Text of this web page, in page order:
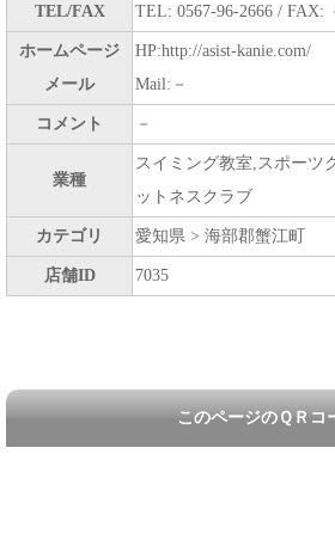
TEL/FAX TEL: 0567-96-2666 / FAX:
ホームページ
メール
HP:http://asist-kanie.com/
Mail:－
コメント －
業種
スイミング教室,スポーツ
ットネスクラブ
カテゴリ 愛知県 > 海部郡蟹江町
店舗ID 7035
このページのＱＲコ